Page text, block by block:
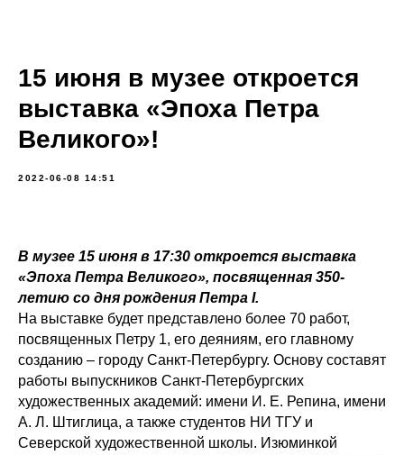
15 июня в музее откроется
выставка «Эпоха Петра
Великого»!
2022-06-08 14:51
В музее 15 июня в 17:30 откроется выставка
«Эпоха Петра Великого», посвященная 350-
летию со дня рождения Петра I.
На выставке будет представлено более 70 работ,
посвященных Петру 1, его деяниям, его главному
созданию – городу Санкт-Петербургу. Основу составят
работы выпускников Санкт-Петербургских
художественных академий: имени И. Е. Репина, имени
А. Л. Штиглица, а также студентов НИ ТГУ и
Северской художественной школы. Изюминкой